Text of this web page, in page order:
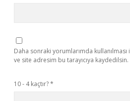
Daha sonraki yorumlarımda
ve site adresim bu tarayıcıya kaydedilsin.
10 - 4 kaçtır?*